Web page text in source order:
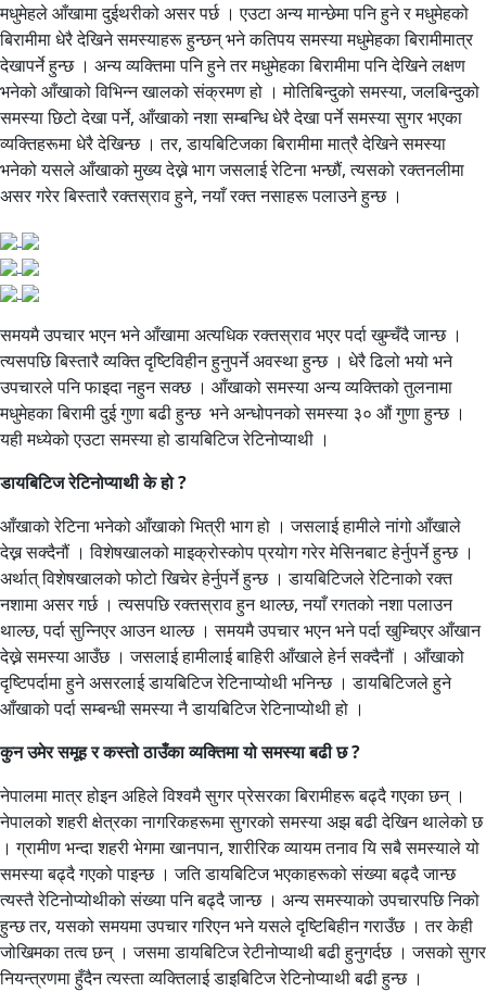
मधुमेहले आँखामा दुईथरीको असर पर्छ । एउटा अन्य मान्छेमा पनि हुने र मधुमेहको
बिरामीमा धेरै देखिने समस्याहरू हुन्छन् भने कतिपय समस्या मधुमेहका बिरामीमात्र
देखापर्ने हुन्छ । अन्य व्यक्तिमा पनि हुने तर मधुमेहका बिरामीमा पनि देखिने लक्षण
भनेको आँखाको विभिन्न खालको संक्रमण हो । मोतिबिन्दुको समस्या, जलबिन्दुको
समस्या छिटो देखा पर्ने, आँखाको नशा सम्बन्धि धेरै देखा पर्ने समस्या सुगर भएका
व्यक्तिहरूमा धेरै देखिन्छ । तर, डायबिटिजका बिरामीमा मात्रै देखिने समस्या
भनेको यसले आँखाको मुख्य देख्ने भाग जसलाई रेटिना भन्छौं, त्यसको रक्तनलीमा
असर गरेर बिस्तारै रक्तस्राव हुने, नयाँ रक्त नसाहरू पलाउने हुन्छ ।
समयमै उपचार भएन भने आँखामा अत्यधिक रक्तस्राव भएर पर्दा खुम्चँदै जान्छ ।
त्यसपछि बिस्तारै व्यक्ति दृष्टिविहीन हुनुपर्ने अवस्था हुन्छ । धेरै ढिलो भयो भने
उपचारले पनि फाइदा नहुन सक्छ । आँखाको समस्या अन्य व्यक्तिको तुलनामा
मधुमेहका बिरामी दुई गुणा बढी हुन्छ भने अन्धोपनको समस्या ३० औं गुणा हुन्छ ।
यही मध्येको एउटा समस्या हो डायबिटिज रेटिनोप्याथी ।
डायबिटिज रेटिनोप्याथी के हो ?
आँखाको रेटिना भनेको आँखाको भित्री भाग हो । जसलाई हामीले नांगो आँखाले
देख्न सक्दैनौं । विशेषखालको माइक्रोस्कोप प्रयोग गरेर मेसिनबाट हेर्नुपर्ने हुन्छ ।
अर्थात् विशेषखालको फोटो खिचेर हेर्नुपर्ने हुन्छ । डायबिटिजले रेटिनाको रक्त
नशामा असर गर्छ । त्यसपछि रक्तस्राव हुन थाल्छ, नयाँ रगतको नशा पलाउन
थाल्छ, पर्दा सुन्निएर आउन थाल्छ । समयमै उपचार भएन भने पर्दा खुम्चिएर आँखान
देख्ने समस्या आउँछ । जसलाई हामीलाई बाहिरी आँखाले हेर्न सक्दैनौं । आँखाको
दृष्टिपर्दामा हुने असरलाई डायबिटिज रेटिनाप्योथी भनिन्छ । डायबिटिजले हुने
आँखाको पर्दा सम्बन्धी समस्या नै डायबिटिज रेटिनाप्योथी हो ।
कुन उमेर समूह र कस्तो ठाउँका व्यक्तिमा यो समस्या बढी छ ?
नेपालमा मात्र होइन अहिले विश्वमै सुगर प्रेसरका बिरामीहरू बढ्दै गएका छन् ।
नेपालको शहरी क्षेत्रका नागरिकहरूमा सुगरको समस्या अझ बढी देखिन थालेको छ
। ग्रामीण भन्दा शहरी भेगमा खानपान, शारीरिक व्यायम तनाव यि सबै समस्याले यो
समस्या बढ्दै गएको पाइन्छ । जति डायबिटिज भएकाहरूको संख्या बढ्दै जान्छ
त्यस्तै रेटिनोप्योथीको संख्या पनि बढ्दै जान्छ । अन्य समस्याको उपचारपछि निको
हुन्छ तर, यसको समयमा उपचार गरिएन भने यसले दृष्टिबिहीन गराउँछ । तर केही
जोखिमका तत्व छन् । जसमा डायबिटिज रेटीनोप्याथी बढी हुनुगर्दछ । जसको सुगर
नियन्त्रणमा हुँदैन त्यस्ता व्यक्तिलाई डाइबिटिज रेटिनोप्याथी बढी हुन्छ ।